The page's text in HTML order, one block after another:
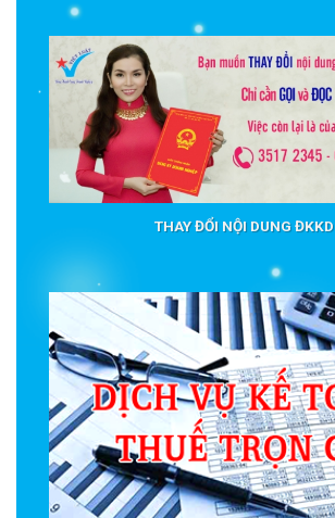
THAY ĐỔI NỘI DUNG ĐKKD